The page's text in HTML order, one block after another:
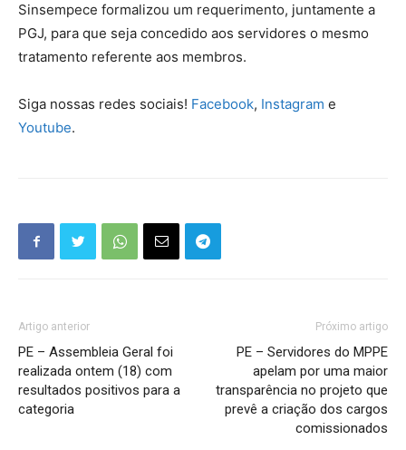
Sinsempece formalizou um requerimento, juntamente a
PGJ, para que seja concedido aos servidores o mesmo
tratamento referente aos membros.
Siga nossas redes sociais! Facebook, Instagram e
Youtube.
Artigo anterior
PE – Assembleia Geral foi
realizada ontem (18) com
resultados positivos para a
categoria
Próximo artigo
PE – Servidores do MPPE
apelam por uma maior
transparência no projeto que
prevê a criação dos cargos
comissionados